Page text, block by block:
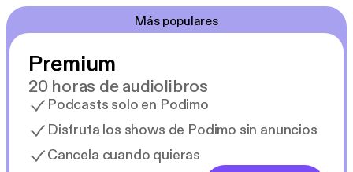
Más populares
Premium
20 horas de audiolibros
Podcasts solo en Podimo
Disfruta los shows de Podimo sin anuncios
Cancela cuando quieras